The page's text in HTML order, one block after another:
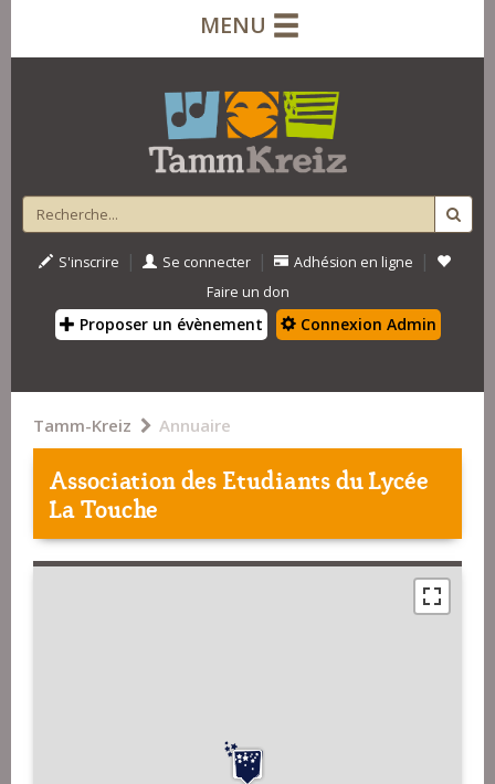
MENU
S'inscrire | Se connecter | Adhésion en ligne |
Faire un don
Proposer un évènement Connexion Admin
Tamm-Kreiz Annuaire
Association des Etudiants du Lycée
La Touche